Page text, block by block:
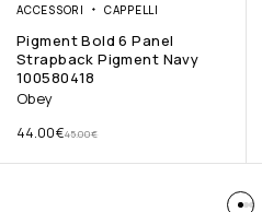
ACCESSORI CAPPELLI
Pigment Bold 6 Panel
Strapback Pigment Navy
100580418
Obey
45.00€
44.00€